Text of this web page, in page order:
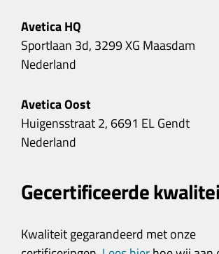
Avetica HQ
Sportlaan 3d, 3299 XG Maasdam
Nederland
Avetica Oost
Huigensstraat 2, 6691 EL Gendt
Nederland
Gecertificeerde
Kwaliteit gegarandeerd met onze